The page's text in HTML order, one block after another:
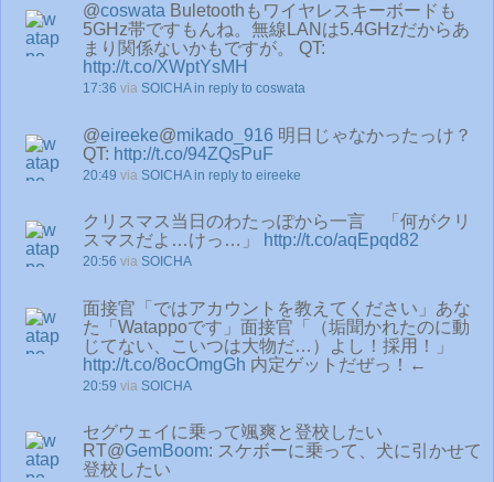
@coswata Buletoothもワイヤレスキーボードも
5GHz帯ですもんね。無線LANは5.4GHzだからあ
まり関係ないかもですが。 QT:
http://t.co/XWptYsMH
17:36 via SOICHA in reply to coswata
@eireeke@mikado_916 明日じゃなかったっけ？
QT: http://t.co/94ZQsPuF
20:49 via SOICHA in reply to eireeke
クリスマス当日のわたっぽから一言 「何がクリ
スマスだよ…けっ…」
http://t.co/aqEpqd82
20:56 via SOICHA
面接官「ではアカウントを教えてください」あな
た「Watappoです」面接官「（垢聞かれたのに動
じてない、こいつは大物だ…）よし！採用！」
http://t.co/8ocOmgGh 内定ゲットだぜっ！←
20:59 via SOICHA
セグウェイに乗って颯爽と登校したい
RT@GemBoom: スケボーに乗って、犬に引かせて
登校したい